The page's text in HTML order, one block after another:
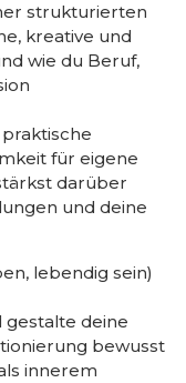
strukturierten
kreative und
wie du Beruf,
für eigene
darüber
und deine
lebendig sein)
gestalte deine
bewusst
innerem